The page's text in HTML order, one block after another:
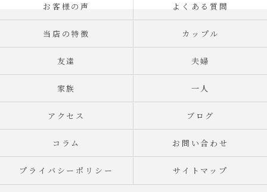
お客様の声 よくある質問
当店の特徴 カップル
友達 夫婦
家族 一人
アクセス ブログ
コラム お問い合わせ
プライバシーポリシー サイトマップ